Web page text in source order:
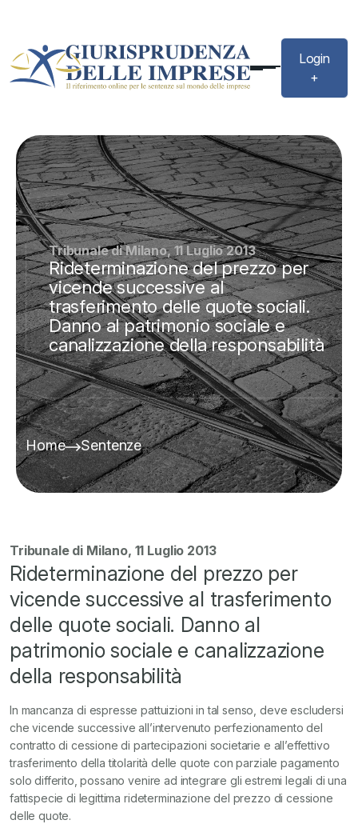
Login
+
Tribunale di Milano, 11 Luglio 2013
Rideterminazione del prezzo per
vicende successive al
trasferimento delle quote sociali.
Danno al patrimonio sociale e
canalizzazione della responsabilità
Home Sentenze
Tribunale di Milano, 11 Luglio 2013
Rideterminazione del prezzo per
vicende successive al trasferimento
delle quote sociali. Danno al
patrimonio sociale e canalizzazione
della responsabilità
In mancanza di espresse pattuizioni in tal senso, deve escludersi
che vicende successive all’intervenuto perfezionamento del
contratto di cessione di partecipazioni societarie e all’effettivo
trasferimento della titolarità delle quote con parziale pagamento
solo differito, possano venire ad integrare gli estremi legali di una
fattispecie di legittima rideterminazione del prezzo di cessione
delle quote.